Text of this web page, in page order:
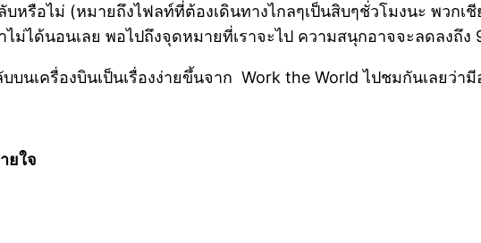
รือไม่ (หมายถึงไฟลท์ที่ต้องเดินทางไกลๆเป็นสิบๆชั่วโมงนะ พวกเชี
ม่ได้นอนเลย พอไปถึงจุดหมายที่เราจะไป ความสนุกอาจจะลดลงถึง
นเครื่องบินเป็นเรื่องง่ายขึ้นจาก Work the World ไปชมกันเลยว่ามี
ยใจ